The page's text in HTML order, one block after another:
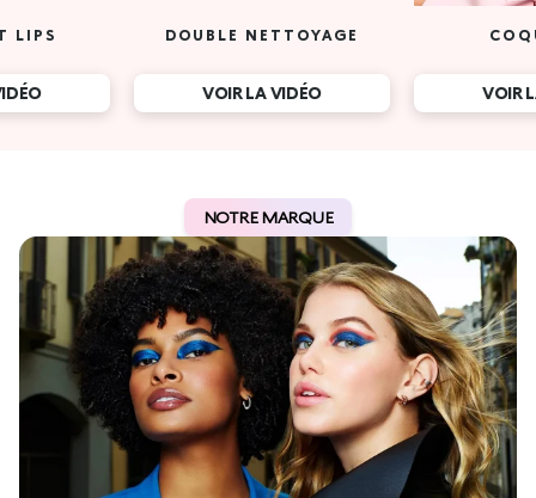
LIPS DOUBLE NETTOYAGE
VOIR LA VIDÉO VOIR
NOTRE MARQUE